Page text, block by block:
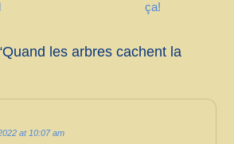
ça!
Quand les arbres cachent la
at 10:07 am